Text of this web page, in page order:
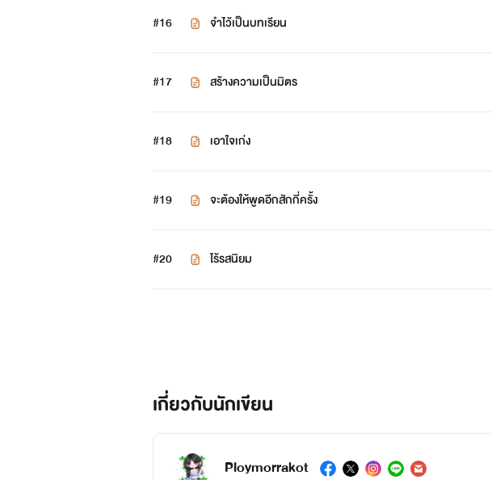
#16 จำไว้เป็นบทเรียน
#17 สร้างความเป็นมิตร
#18 เอาใจเก่ง
#19 จะต้องให้พูดอีกสักกี่ครั้ง
#20 ไร้รสนิยม
เกี่ยวกับนักเขียน
Ploymorrakot